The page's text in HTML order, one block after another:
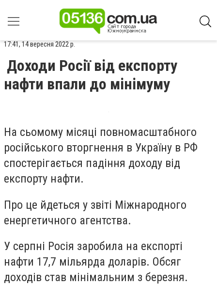
17:41, 14 вересня 2022 р.
Доходи Росії від експорту
нафти впали до мінімуму
На сьомому місяці повномасштабного
російського вторгнення в Україну в РФ
спостерігається падіння доходу від
експорту нафти.
Про це йдеться у звіті Міжнародного
енергетичного агентства.
У серпні Росія заробила на експорті
нафти 17,7 мільярда доларів. Обсяг
доходів став мінімальним з березня.